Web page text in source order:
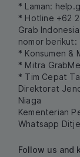
* Laman:
* Hotline +62
Grab
nomor berikut:
* Konsumen &
* Mitra
* Tim Cepat
Direktorat
Niaga
Kementerian
Whatsapp
Follow us and